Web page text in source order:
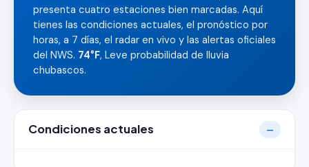
presenta cuatro estaciones bien marcadas. Aquí
tienes las condiciones actuales, el pronóstico por
horas, a 7 días, el radar en vivo y las alertas oficiales
del NWS. 74°F, Leve probabilidad de lluvia
chubascos.
Condiciones actuales —